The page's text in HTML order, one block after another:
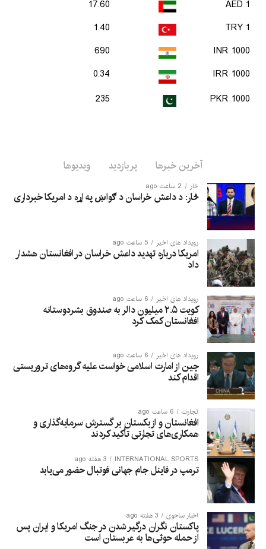
1 AED
17.60
1 TRY
1.40
1000 INR
690
1000 IRR
0.34
1000 PKR
235
آخرین خبرها پربازدید ویدیوها
څار 2 ساعت ago
څار: د داعش خراسان د ګواښ په اړه د امریکا خبرداری
رویداد های اخیر 5 ساعت ago
امریکا درباره تهدید داعش خراسان در افغانستان هشدار
داد
رویداد های اخیر 6 ساعت ago
کویت ۲.۵ میلیون دالر به صندوق بشردوستانه
افغانستان کمک کرد
رویداد های اخیر 6 ساعت ago
چین از امارت اسلامی خواست علیه گروه‌های تروریستی
اقدام کند
تجارت 6 ساعت ago
افغانستان و ازبکستان بر گسترش سرمایه‌گذاری و
همکاری‌های تجارتی تأکید کردند
INTERNATIONAL SPORTS 3 هفته ago
ترمپ در فاینل جام جهانی فوتبال حضور می‌یابد
اخبار ساحوی 3 هفته ago
پاکستان نگران درگیر شدن در جنگ امریکا و ایران پس
از حمله حوثی‌ها به عربستان است